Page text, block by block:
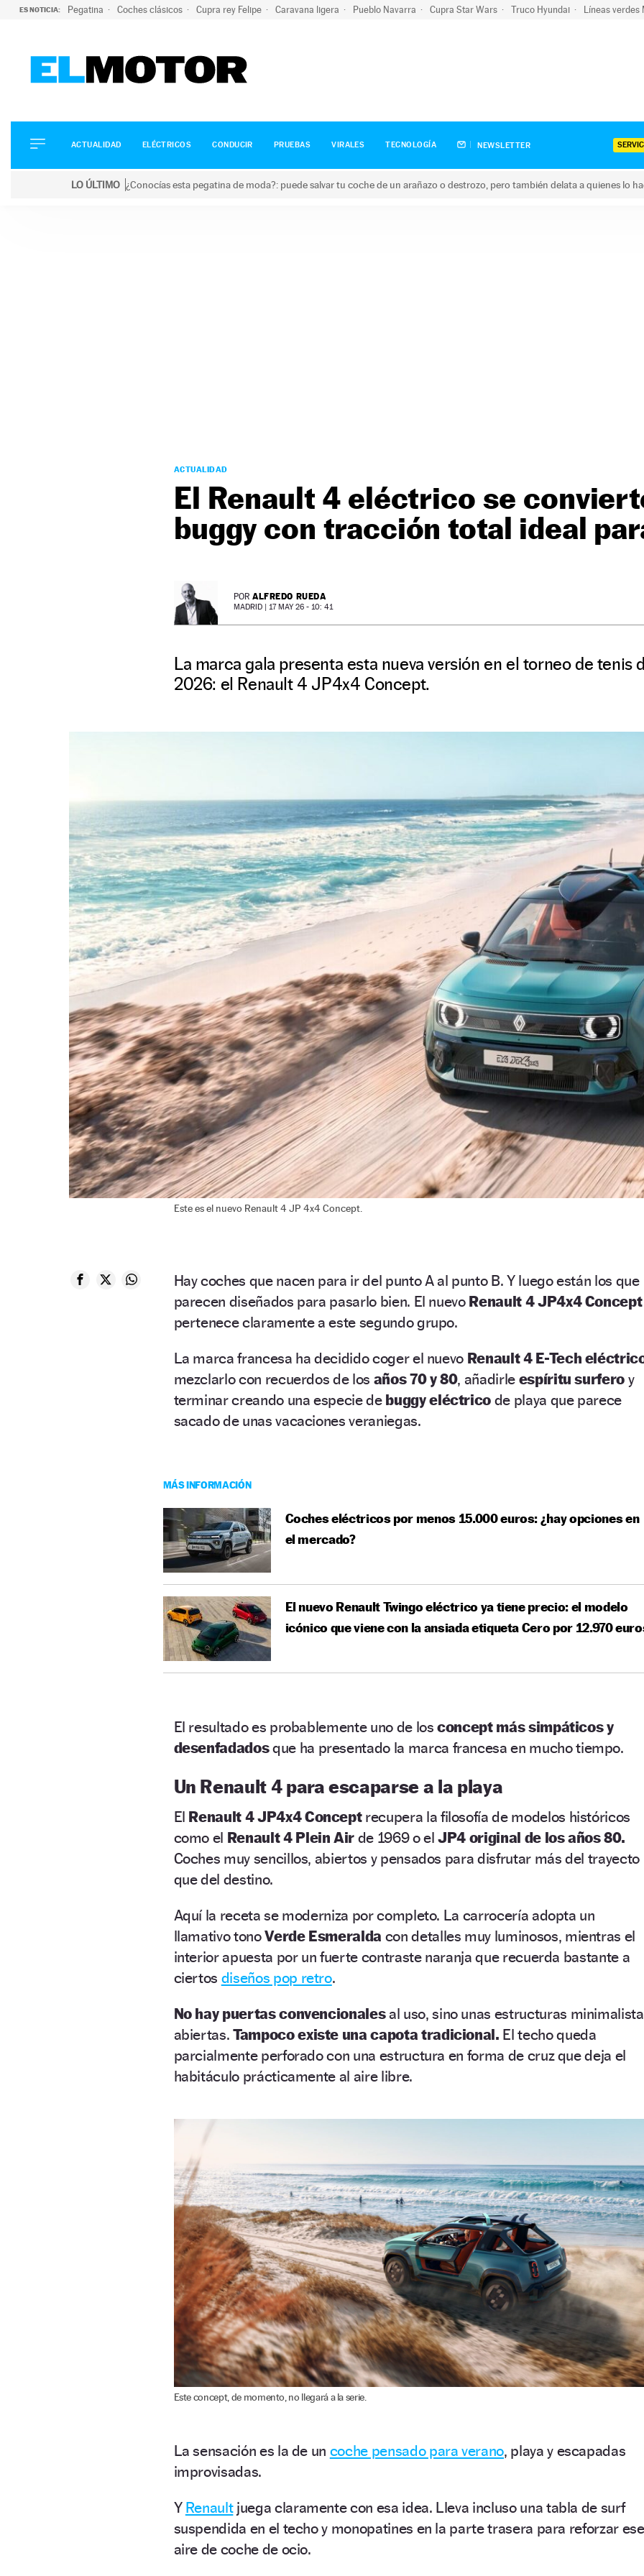
ES NOTICIA: Pegatina Coches clásicos Cupra rey Felipe Caravana ligera Pueblo Navarra Cupra Star Wars Truco Hyundai Líneas verdes
ELÉCTRICOS
CONDUCIR
ACTUALIDAD ELÉCTRICOS CONDUCIR PRUEBAS VIRALES TECNOLOGÍA NEWSLETTER
LO ÚLTIMO ¿Conocías esta pegatina de moda?: puede salvar tu coche de un arañazo o destrozo, pero también delata a quienes lo
ACTUALIDAD
El Renault 4 eléctrico se
buggy con tracción total ideal
POR ALFREDO RUEDA
MADRID | 17 MAY 26 - 10: 41
La marca gala presenta esta nueva versión en el torneo de tenis
2026: el Renault 4 JP4x4 Concept.
Este es el nuevo Renault 4 JP 4x4 Concept.
Hay coches que nacen para ir del punto A al punto B. Y luego están los que
parecen diseñados para pasarlo bien. El nuevo Renault 4 JP4x4 Concept
pertenece claramente a este segundo grupo.
La marca francesa ha decidido coger el nuevo Renault 4 E-Tech
mezclarlo con recuerdos de los años 70 y 80, añadirle espíritu surfero y
terminar creando una especie de buggy eléctrico de playa que parece
sacado de unas vacaciones veraniegas.
MÁS INFORMACIÓN
Coches eléctricos por menos 15.000 euros: ¿hay opciones en
el mercado?
El nuevo Renault Twingo eléctrico ya tiene precio: el modelo
icónico que viene con la ansiada etiqueta Cero por 12.970
El resultado es probablemente uno de los concept más simpáticos y
desenfadadosque ha presentado la marca francesa en mucho tiempo.
Un Renault 4 para escaparse a la playa
El Renault 4 JP4x4 Conceptrecupera la filosofía de modelos históricos
como el Renault 4 Plein Air de 1969 o elJP4 original de los años 80.
Coches muy sencillos, abiertos y pensados para disfrutar más del trayecto
que del destino.
Aquí la receta se moderniza por completo. La carrocería adopta un
llamativo tonoVerde Esmeralda con detalles muy luminosos, mientras el
interior apuesta por un fuerte contraste naranja que recuerda bastante a
ciertos diseños pop retro.
No hay puertas convencionalesal uso, sino unas estructuras
abiertas.Tampoco existe una capota tradicional. El techo queda
parcialmente perforado con una estructura en forma de cruz que deja el
habitáculo prácticamente al aire libre.
Este concept, de momento, no llegará a la serie.
La sensación es la de un coche pensado para verano, playa y escapadas
improvisadas.
Y Renaultjuega claramente con esa idea. Lleva incluso una tabla de surf
suspendida en el techo y monopatines en la parte trasera para reforzar ese
aire de coche de ocio.